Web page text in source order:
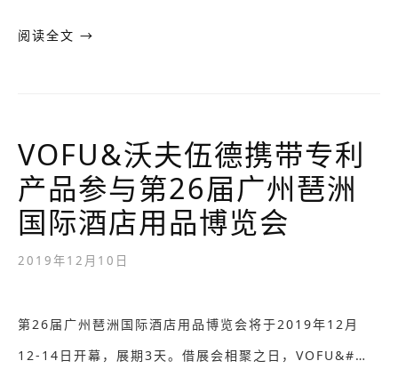
阅读全文 →
VOFU&沃夫伍德携带专利
产品参与第26届广州琶洲
国际酒店用品博览会
2019年12月10日
第26届广州琶洲国际酒店用品博览会将于2019年12月
12-14日开幕，展期3天。借展会相聚之日，VOFU&#…